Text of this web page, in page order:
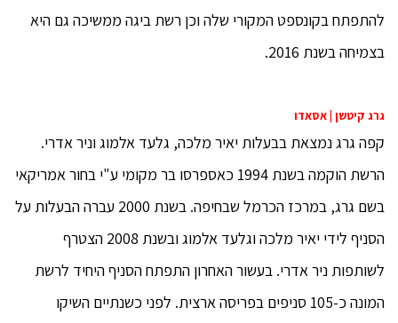
להתפתח בקונספט המקורי שלה וכן רשת ביגה ממשיכה גם היא
בצמיחה בשנת 2016.
גרג קיטשן | אסאדו
קפה גרג נמצאת בבעלות יאיר מלכה, גלעד אלמוג וניר אדרי.
הרשת הוקמה בשנת 1994 כאספרסו בר מקומי ע"י בחור אמריקאי
בשם גרג, במרכז הכרמל שבחיפה. בשנת 2000 עברה הבעלות על
הסניף לידי יאיר מלכה וגלעד אלמוג ובשנת 2008 הצטרף
לשותפות ניר אדרי. בעשור האחרון התפתח הסניף היחיד לרשת
המונה כ-105 סניפים בפריסה ארצית. לפני כשנתיים השיקו